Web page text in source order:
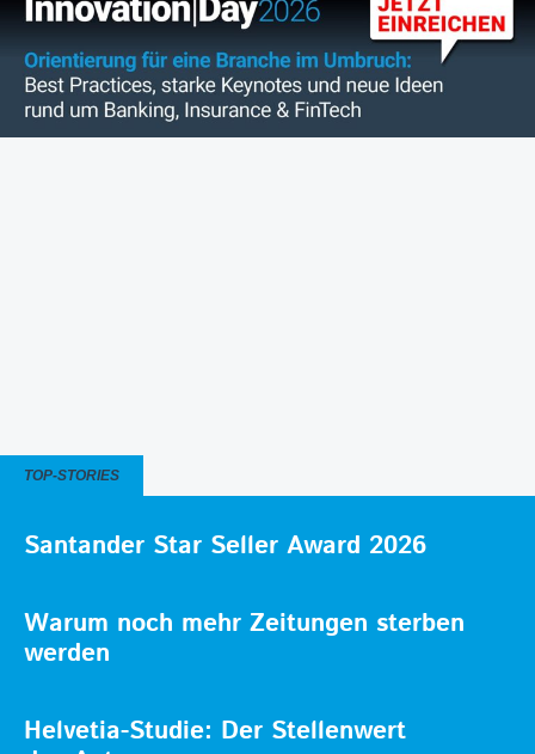
TOP-STORIES
Santander Star Seller Award 2026
Warum noch mehr Zeitungen sterben
werden
Helvetia-Studie: Der Stellenwert